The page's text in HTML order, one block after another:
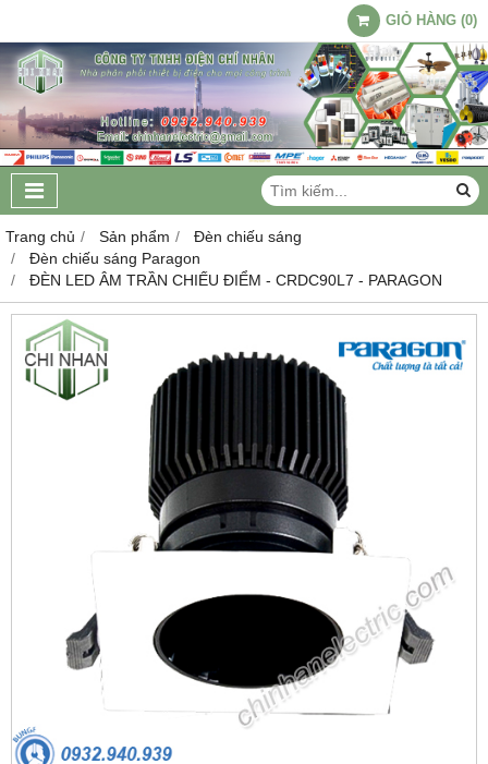
GIỎ HÀNG (0)
Trang chủ Sản phẩm
Đèn chiếu sáng
Đèn chiếu sáng Paragon
ĐÈN LED ÂM TRẦN CHIẾU ĐIỂM - CRDC90L7 - PARAGON